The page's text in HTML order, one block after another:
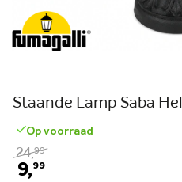
Staande Lamp Saba
Op voorraad
9,99
24,99